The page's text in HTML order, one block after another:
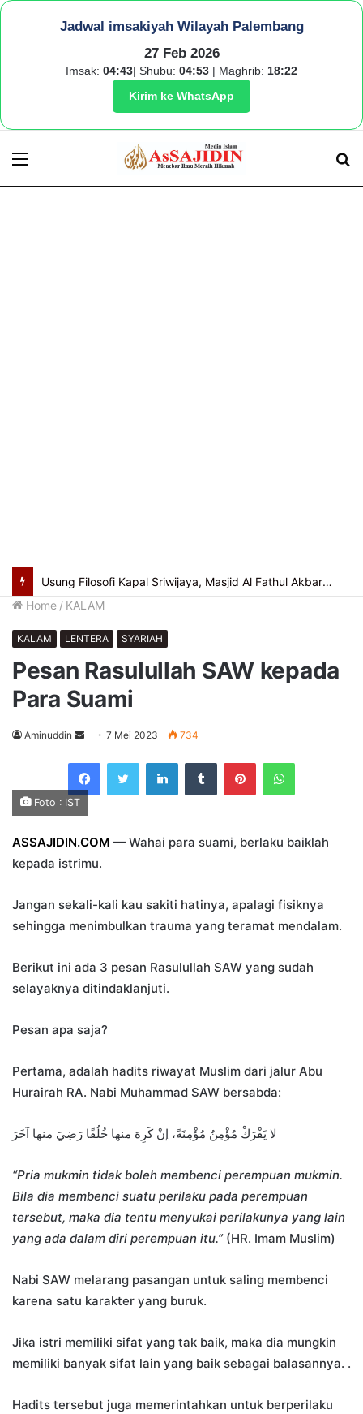
Jadwal imsakiyah Wilayah Palembang
27 Feb 2026
Imsak: 04:43| Shubu: 04:53 | Maghrib: 18:22
Kirim ke WhatsApp
Menu
Usung Filosofi Kapal Sriwijaya, Masjid Al Fathul Akbar Siap Tampil Lebih Ikonik
Home / KALAM
KALAM LENTERA SYARIAH
Pesan Rasulullah SAW kepada
Para Suami
Aminuddin
Send
email
7 Mei 2023 734
FacebookTwitterLinkedInTumblrPinterestWhatsApp
Foto : IST
ASSAJIDIN.COM — Wahai para suami, berlaku baiklah
kepada istrimu.
Jangan sekali-kali kau sakiti hatinya, apalagi fisiknya
sehingga menimbulkan trauma yang teramat mendalam.
Berikut ini ada 3 pesan Rasulullah SAW yang sudah
selayaknya ditindaklanjuti.
Pesan apa saja?
Pertama, adalah hadits riwayat Muslim dari jalur Abu
Hurairah RA. Nabi Muhammad SAW bersabda:
لا يَفْرَكْ مُؤْمِنٌ مُؤْمِنَةً، إنْ كَرِهَ منها خُلُقًا رَضِيَ منها آخَرَ
“Pria mukmin tidak boleh membenci perempuan mukmin.
Bila dia membenci suatu perilaku pada perempuan
tersebut, maka dia tentu menyukai perilakunya yang lain
yang ada dalam diri perempuan itu.”(HR. Imam Muslim)
Nabi SAW melarang pasangan untuk saling membenci
karena satu karakter yang buruk.
Jika istri memiliki sifat yang tak baik, maka dia mungkin
memiliki banyak sifat lain yang baik sebagai balasannya. .
Hadits tersebut juga memerintahkan untuk berperilaku